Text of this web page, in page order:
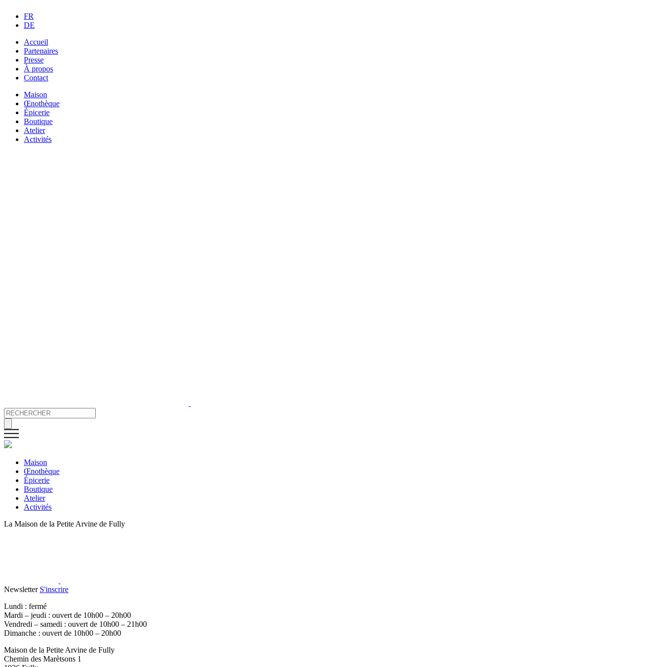
FR
DE
Accueil
Partenaires
Presse
À propos
Contact
Maison
Œnothèque
Épicerie
Boutique
Atelier
Activités
Maison
Œnothèque
Épicerie
Boutique
Atelier
Activités
La Maison de la Petite Arvine de Fully
Newsletter S'inscrire
Lundi : fermé
Mardi – jeudi : ouvert de 10h00 – 20h00
Vendredi – samedi : ouvert de 10h00 – 21h00
Dimanche : ouvert de 10h00 – 20h00
Maison de la Petite Arvine de Fully
Chemin des Marètsons 1